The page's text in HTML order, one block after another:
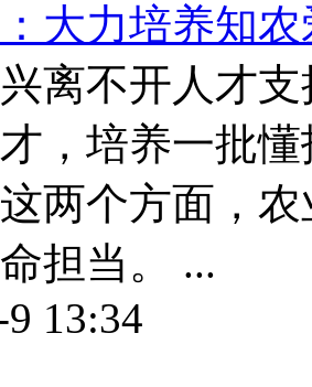
大力培养知
离不开人才
，培养一批
两个方面，
担当。 ...
13:34